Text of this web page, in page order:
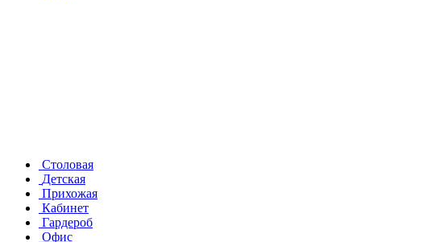
Столовая
Детская
Прихожая
Кабинет
Гардероб
Офис